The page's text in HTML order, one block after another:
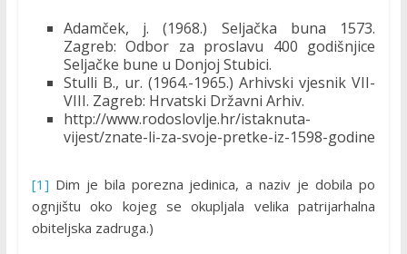
Adamček, j. (1968.) Seljačka buna 1573.
Zagreb: Odbor za proslavu 400 godišnjice
Seljačke bune u Donjoj Stubici.
Stulli B., ur. (1964.-1965.) Arhivski vjesnik VII-
VIII. Zagreb: Hrvatski Državni Arhiv.
http://www.rodoslovlje.hr/istaknuta-
vijest/znate-li-za-svoje-pretke-iz-1598-godine
[1] Dim je bila porezna jedinica, a naziv je dobila po
ognjištu oko kojeg se okupljala velika patrijarhalna
obiteljska zadruga.)